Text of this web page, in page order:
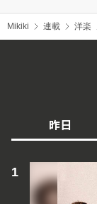
Mikiki 連載 洋楽
昨日